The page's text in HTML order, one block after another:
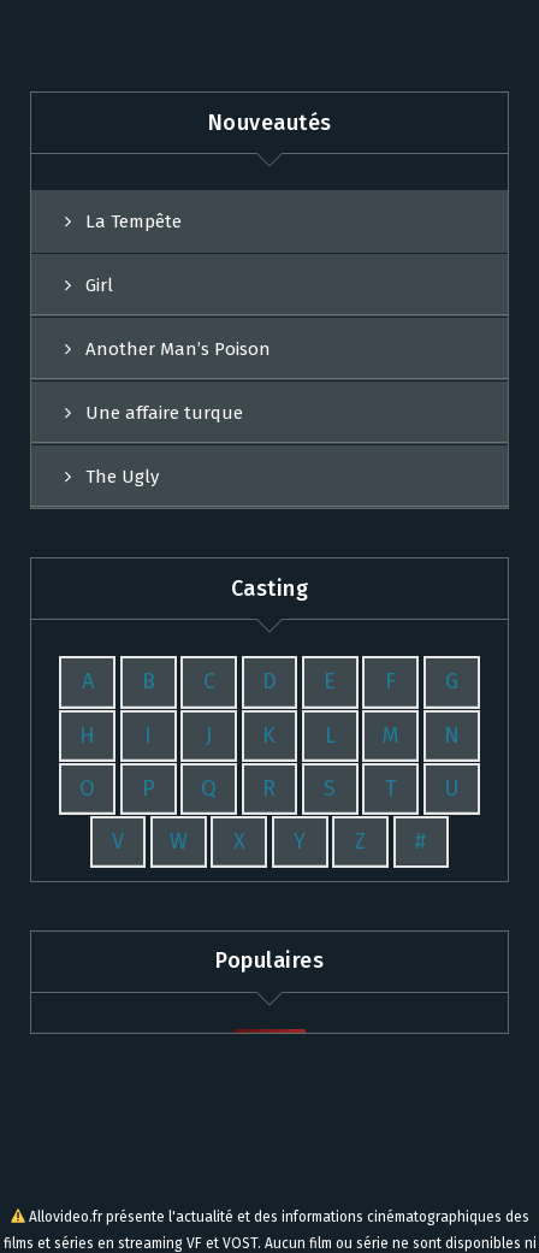
Nouveautés
La Tempête
Girl
Another Man’s Poison
Une affaire turque
The Ugly
Casting
A B C D E F G
H I J K L M N
O P Q R S T U
V W X Y Z #
Populaires
Allovideo.fr présente l'actualité et des informations cinématographiques des
films et séries en streaming VF et VOST. Aucun film ou série ne sont disponibles ni